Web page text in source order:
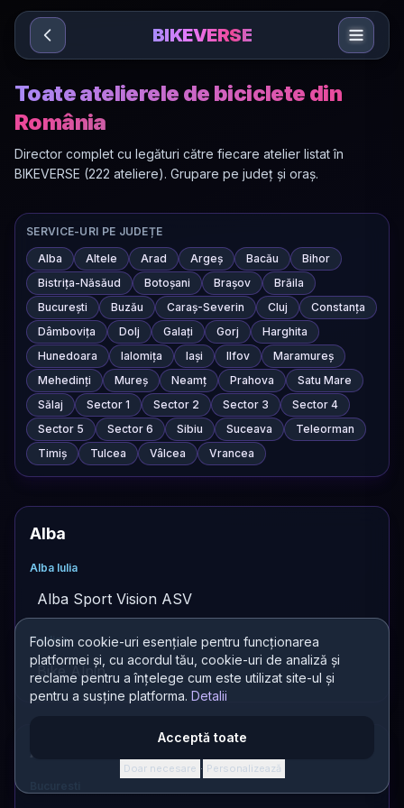
Sari la conținut
Folosim cookie-uri esențiale pentru funcționarea
platformei și, cu acordul tău, cookie-uri de analiză și
reclame pentru a înțelege cum este utilizat site-ul și
pentru a susține platforma. Detalii
Acceptă toate
Doar necesare · Personalizează
BIKEVERSE
Toate atelierele de biciclete din
România
Director complet cu legături către fiecare atelier listat în
BIKEVERSE (222 ateliere). Grupare pe județ și oraș.
SERVICE-URI PE JUDEȚE
Alba
Altele Arad Argeș Bacău
Bihor
Bistrița-Năsăud
Botoșani Brașov
Brăila
București
Buzău Caraș-Severin Cluj
Constanța
Dâmbovița
Dolj Galați Gorj
Harghita
Hunedoara
Ialomița Iași Ilfov
Maramureș
Mehedinți
Mureș Neamț Prahova
Satu Mare
Sălaj
Sector 1 Sector 2 Sector 3
Sector 4
Sector 5
Sector 6 Sibiu Suceava
Teleorman
Timiș
Tulcea Vâlcea Vrancea
Alba
Alba Iulia
Alba Sport Vision ASV
Paclisa
Bike Alpin
Altele